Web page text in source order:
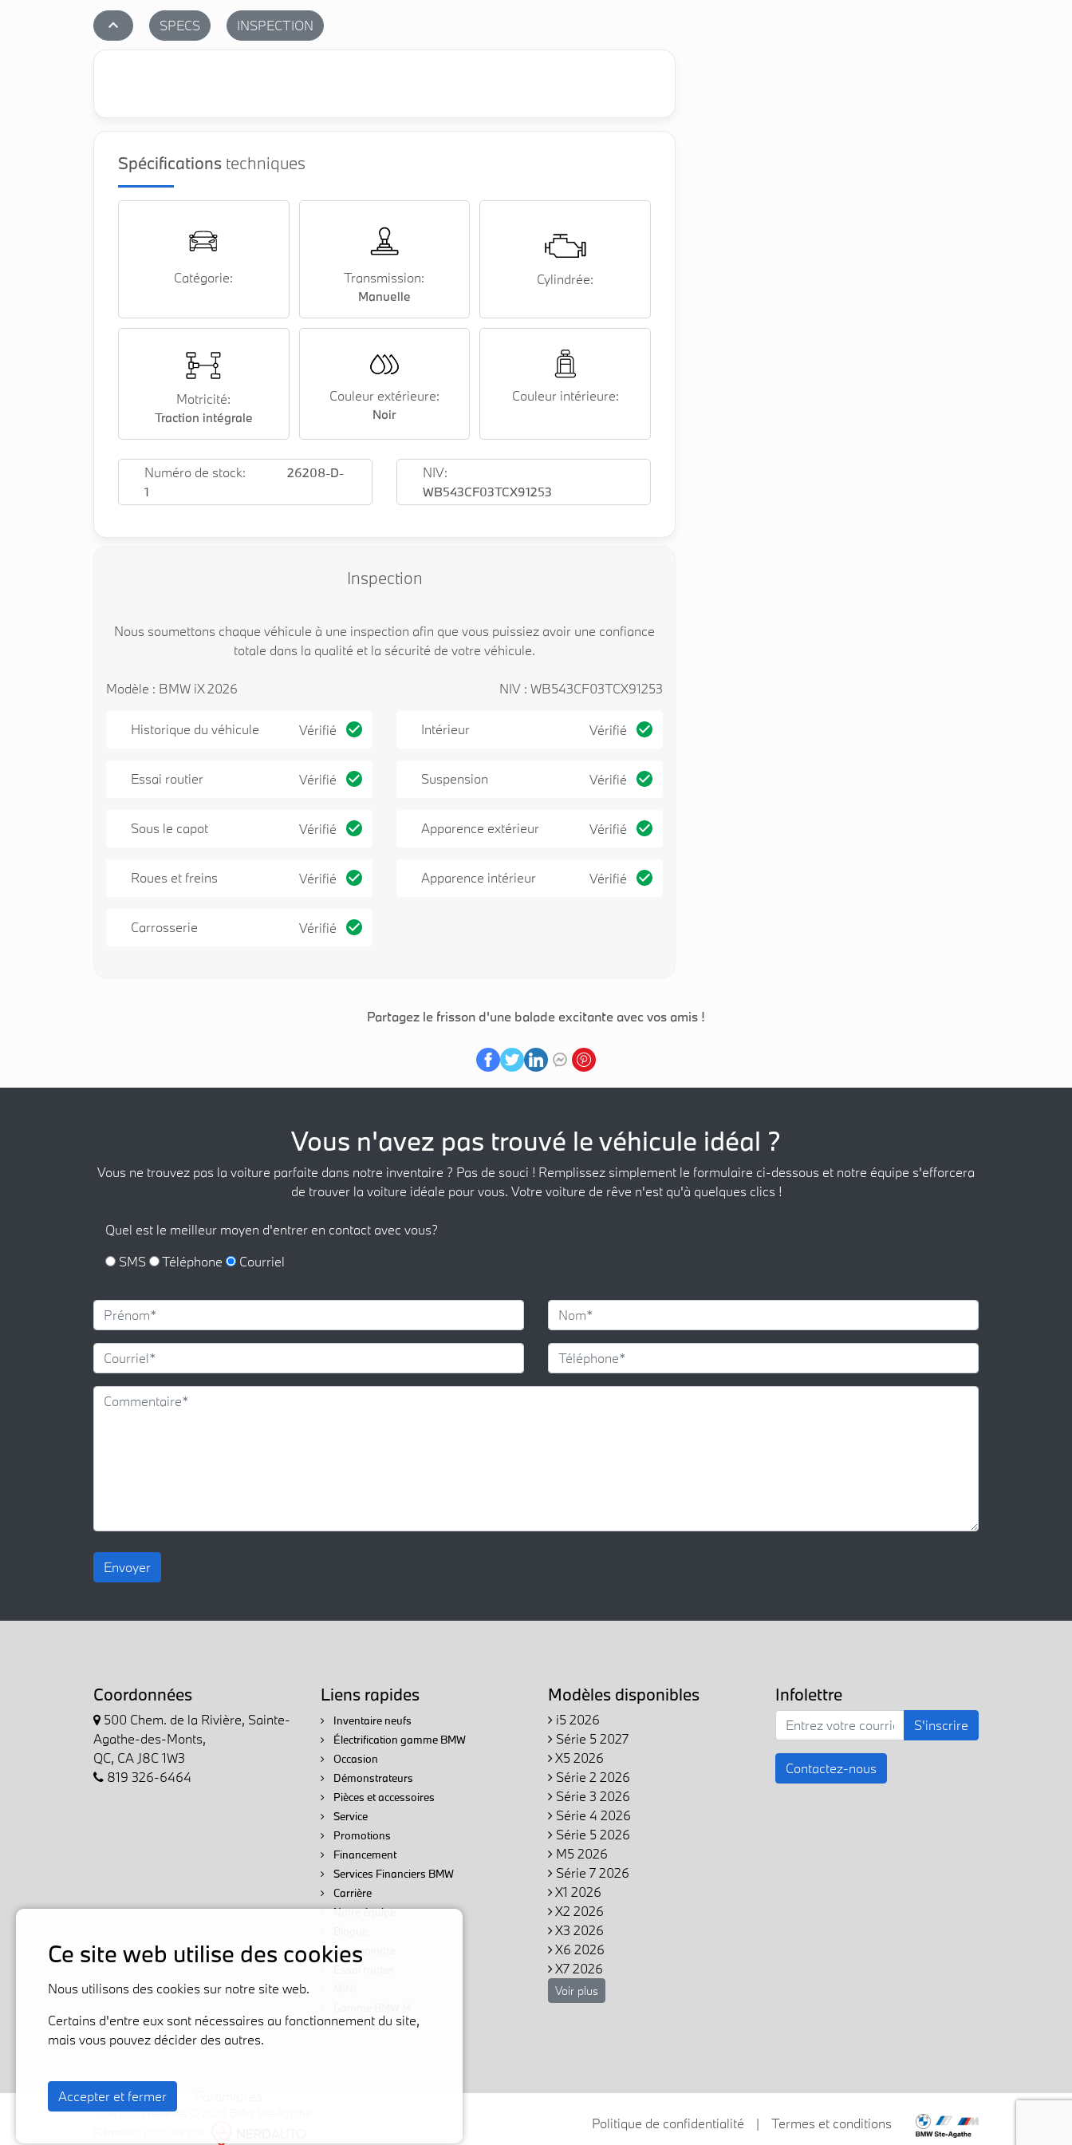
stat_1 SPECS INSPECTION
Spécifications techniques
Catégorie: Transmission:
Manuelle
Cylindrée:
Motricité:
Traction intégrale
Couleur extérieure:
Noir
Couleur intérieure:
Numéro de stock:
26208-D-
1
NIV:
WB543CF03TCX91253
Inspection
Nous soumettons chaque véhicule à une inspection afin que vous puissiez avoir une confiance
totale dans la qualité et la sécurité de votre véhicule.
Modèle : BMW iX 2026 NIV : WB543CF03TCX91253
Historique du véhicule Vérifié
Essai routier Vérifié
Sous le capot Vérifié
Roues et freins Vérifié
Carrosserie Vérifié
Intérieur Vérifié
Suspension Vérifié
Apparence extérieur Vérifié
Apparence intérieur Vérifié
Partagez le frisson d'une balade excitante avec vos amis !
Vous n'avez pas trouvé le véhicule idéal ?
Vous ne trouvez pas la voiture parfaite dans notre inventaire ? Pas de souci ! Remplissez simplement le formulaire ci-dessous et notre équipe s'efforcera
de trouver la voiture idéale pour vous. Votre voiture de rêve n'est qu'à quelques clics !
Quel est le meilleur moyen d'entrer en contact avec vous?
SMS
Téléphone Courriel
Envoyer
Coordonnées
500 Chem. de la Rivière, Sainte-
Agathe-des-Monts,
QC, CA J8C 1W3
819 326-6464
Liens rapides
Inventaire neufs
Électrification gamme BMW
Occasion
Démonstrateurs
Pièces et accessoires
Service
Promotions
Financement
Services Financiers BMW
Carrière
Notre équipe
Nous joindre
Modèles disponibles
i5 2026
Série 5 2027
X5 2026
Série 2 2026
Série 3 2026
Série 4 2026
Série 5 2026
M5 2026
Série 7 2026
X1 2026
X2 2026
X3 2026
X6 2026
X7 2026
Voir plus
Infolettre
S'inscrire
Contactez-nous
Tous droits réservés © 2026 BMW Ste-Agathe
Politique de confidentialité | Termes et conditions
Ce site web utilise des cookies
Nous utilisons des cookies sur notre site web.
Certains d'entre eux sont nécessaires au fonctionnement du site,
mais vous pouvez décider des autres.
Accepter et fermer